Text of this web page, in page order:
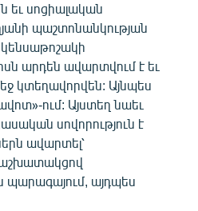
եւ սոցիալական
պաշտոնանկության
արդեն ավարտվում է եւ
կտեղավորվեն: Այնպես
ում: Այստեղ նաեւ
սովորություն է
ավարտել՝
աշխատակցով
այդպես